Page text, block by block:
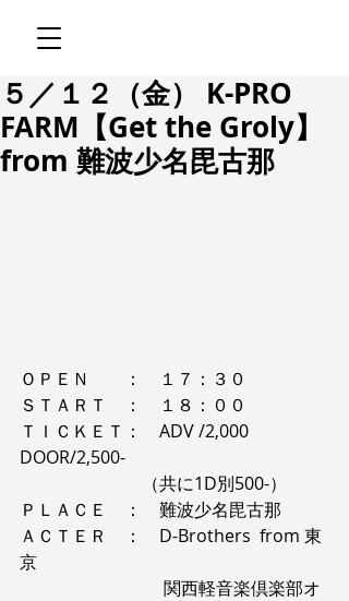
５／１２（金） K-PRO
FARM【Get the Groly】
from 難波少名毘古那
ＯＰＥＮ　　：　１７：３０
​ＳＴＡＲＴ　：　１８：００​
ＴＩＣＫＥＴ：　ADV /2,000
DOOR/2,500-
（共に1D別500-）
ＰＬＡＣＥ　：　難波少名毘古那
ＡＣＴＥＲ　：　D-Brothers  from 東
京